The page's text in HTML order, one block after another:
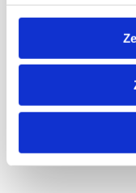
jakości
systemami
rozwiązaniom,
osiągnąć